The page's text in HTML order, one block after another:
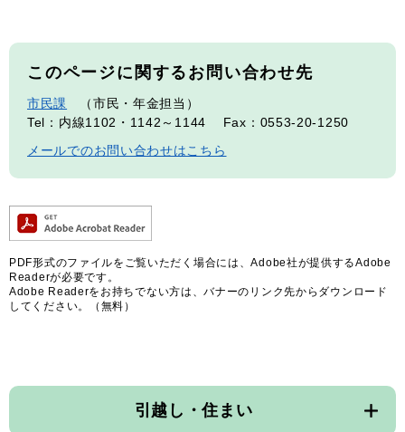
このページに関するお問い合わせ先
市民課
市民・年金担当
Tel：内線1102・1142～1144
Fax：0553-20-1250
メールでのお問い合わせはこちら
PDF形式のファイルをご覧いただく場合には、Adobe社が提供するAdobe
Readerが必要です。
Adobe Readerをお持ちでない方は、バナーのリンク先からダウンロード
してください。（無料）
引越し・住まい